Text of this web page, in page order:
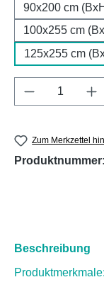
90x200 cm
100x255 cm
125x255 cm
Produkt
Zum Merkzettel
Produktnummer:
Beschreibung